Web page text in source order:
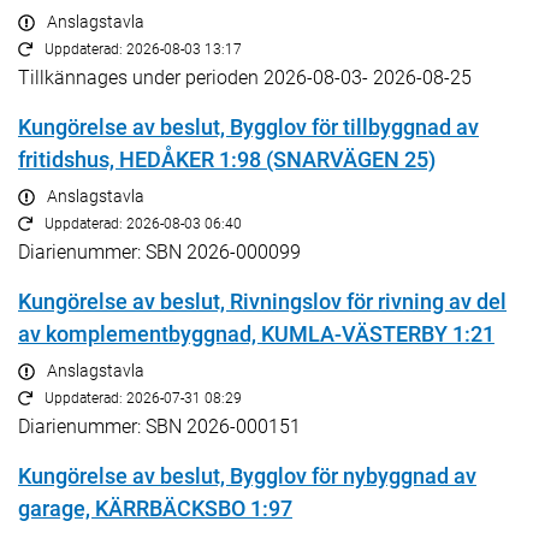
Anslagstavla
Uppdaterad: 2026-08-03 13:17
Tillkännages under perioden 2026-08-03- 2026-08-25
Kungörelse av beslut, Bygglov för tillbyggnad av
fritidshus, HEDÅKER 1:98 (SNARVÄGEN 25)
Anslagstavla
Uppdaterad: 2026-08-03 06:40
Diarienummer: SBN 2026-000099
Kungörelse av beslut, Rivningslov för rivning av del
av komplementbyggnad, KUMLA-VÄSTERBY 1:21
Anslagstavla
Uppdaterad: 2026-07-31 08:29
Diarienummer: SBN 2026-000151
Kungörelse av beslut, Bygglov för nybyggnad av
garage, KÄRRBÄCKSBO 1:97